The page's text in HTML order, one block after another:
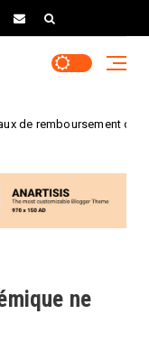
de la Sécurité
ne